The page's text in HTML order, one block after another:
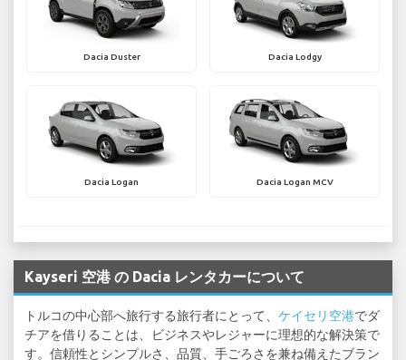
Dacia Duster Dacia Lodgy
Dacia Logan Dacia Logan MCV
Kayseri 空港 の Dacia レンタカーについて
トルコの中心部へ旅行する旅行者にとって、 ケイセリ空港でダ
チアを借りることは、ビジネスやレジャーに理想的な解決策で
す。信頼性とシンプルさ、品質、手ごろさを兼ね備えたブラン